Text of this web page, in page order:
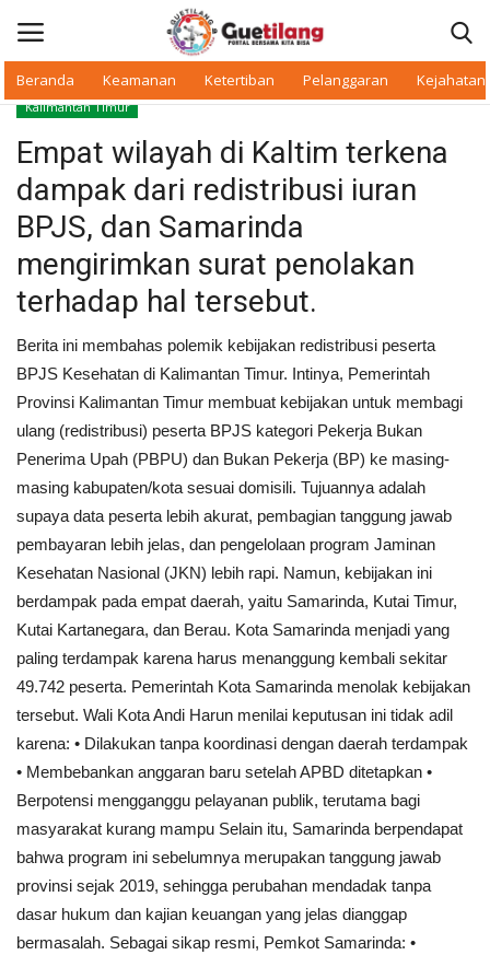
Beranda Keamanan Ketertiban Pelanggaran Kejahatan
Beranda
Makan Bergizi
Warkop Digital
Ketertiban
Keamanan
Kejahatan
Cybers Event
UMKM & Ekonomi Kreatif
Pekerja Migran Indonesia
Ekonomi
Pendidikan
Informasi Journalism
Kalimantan Timur
Empat wilayah di Kaltim terkena
dampak dari redistribusi iuran
BPJS, dan Samarinda
mengirimkan surat penolakan
terhadap hal tersebut.
Berita ini membahas polemik kebijakan redistribusi peserta
BPJS Kesehatan di Kalimantan Timur. Intinya, Pemerintah
Provinsi Kalimantan Timur membuat kebijakan untuk membagi
ulang (redistribusi) peserta BPJS kategori Pekerja Bukan
Penerima Upah (PBPU) dan Bukan Pekerja (BP) ke masing-
masing kabupaten/kota sesuai domisili. Tujuannya adalah
supaya data peserta lebih akurat, pembagian tanggung jawab
pembayaran lebih jelas, dan pengelolaan program Jaminan
Kesehatan Nasional (JKN) lebih rapi. Namun, kebijakan ini
berdampak pada empat daerah, yaitu Samarinda, Kutai Timur,
Kutai Kartanegara, dan Berau. Kota Samarinda menjadi yang
paling terdampak karena harus menanggung kembali sekitar
49.742 peserta. Pemerintah Kota Samarinda menolak kebijakan
tersebut. Wali Kota Andi Harun menilai keputusan ini tidak adil
karena: • Dilakukan tanpa koordinasi dengan daerah terdampak
• Membebankan anggaran baru setelah APBD ditetapkan •
Berpotensi mengganggu pelayanan publik, terutama bagi
masyarakat kurang mampu Selain itu, Samarinda berpendapat
bahwa program ini sebelumnya merupakan tanggung jawab
provinsi sejak 2019, sehingga perubahan mendadak tanpa
dasar hukum dan kajian keuangan yang jelas dianggap
bermasalah. Sebagai sikap resmi, Pemkot Samarinda: •